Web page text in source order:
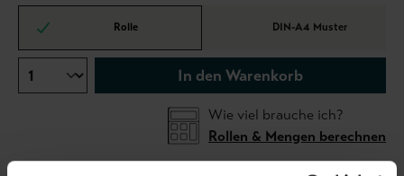
Rolle DIN-A4 Muster
In den Warenkorb
Wie viel brauche ich?
Rollen & Mengen berechnen